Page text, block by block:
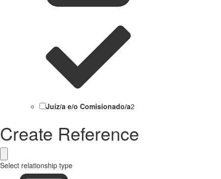
Juíz/a e/o Comisionado/a2
Create Reference
Select relationship type